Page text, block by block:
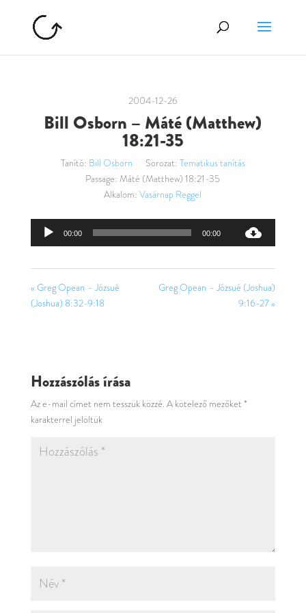
2004-12-26
Bill Osborn – Máté (Matthew)
18:21-35
Tanító: Bill Osborn Sorozat: Tematikus tanítás
Passage: Máté (Matthew) 18:21-35
Alkalom: Vasárnap Reggel
Audió
00:00 00:00
« Greg Opean – Józsué
(Joshua) 8:32-9:18
Greg Opean – Józsué (Joshua)
9:16-27 »
Hozzászólás írása
Az e-mail címet nem tesszük közzé. A kötelező mezőket *
karakterrel jelöltük